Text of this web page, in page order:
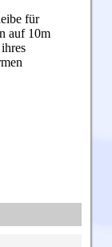
für
auf 10m